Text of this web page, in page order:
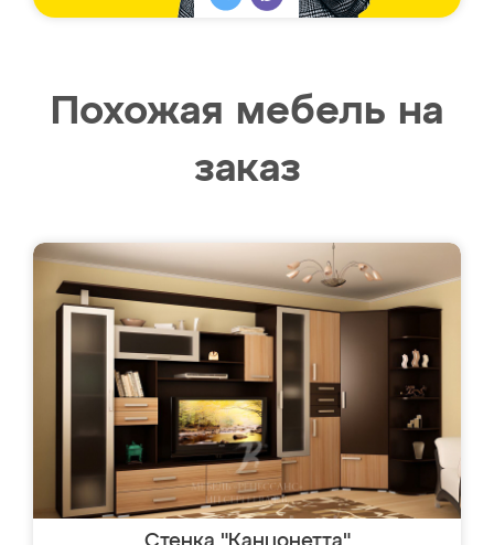
Похожая мебель на
заказ